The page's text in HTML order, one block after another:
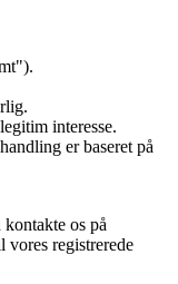
interesse.
er baseret på
os på
registrerede